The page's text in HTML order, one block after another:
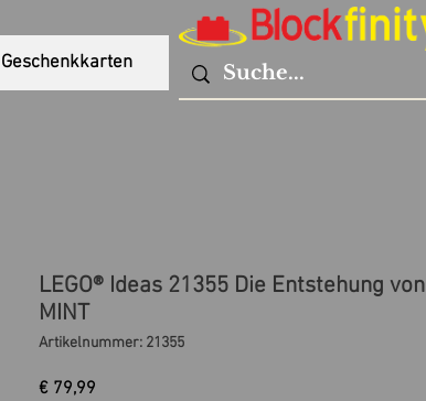
Geschenkkarten
LEGO® Ideas 21355 Die Entstehung von
MINT
Artikelnummer: 21355
€ 79,99